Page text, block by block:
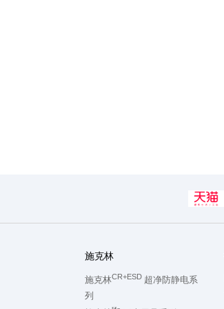
施克林
施克林CR+ESD 超净防静电系
列